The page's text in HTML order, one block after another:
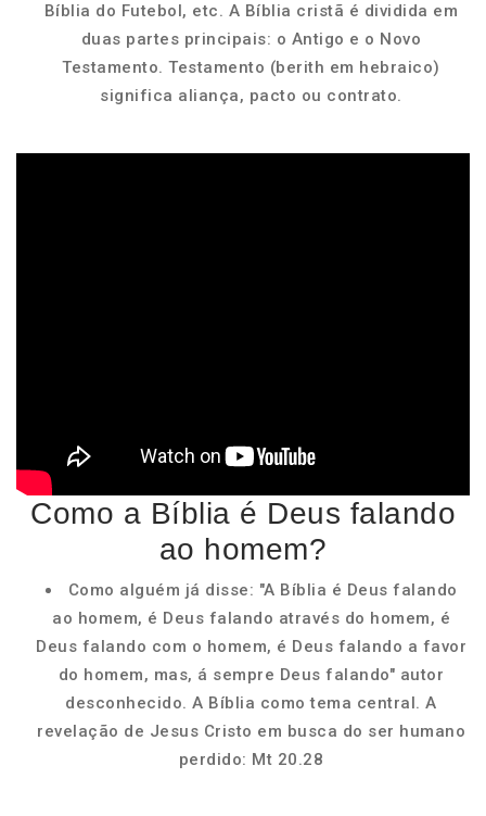
Bíblia do Futebol, etc. A Bíblia cristã é dividida em
duas partes principais: o Antigo e o Novo
Testamento. Testamento (berith em hebraico)
significa aliança, pacto ou contrato.
Como a Bíblia é Deus falando
ao homem?
Como alguém já disse: "A Bíblia é Deus falando
ao homem, é Deus falando através do homem, é
Deus falando com o homem, é Deus falando a favor
do homem, mas, á sempre Deus falando" autor
desconhecido. A Bíblia como tema central. A
revelação de Jesus Cristo em busca do ser humano
perdido: Mt 20.28